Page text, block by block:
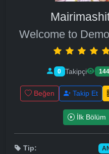
Welcome to
0 Takipçi 144
Beğen Takip Et
İlk Bölüm
Tip: